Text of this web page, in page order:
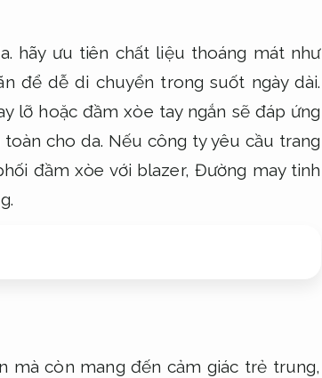
hãy ưu tiên chất liệu thoáng mát như
để dễ di chuyển trong suốt ngày dài.
lỡ hoặc đầm xòe tay ngắn sẽ đáp ứng
toàn cho da. Nếu công ty yêu cầu trang
đầm xòe với blazer, Đường may tinh
mà còn mang đến cảm giác trẻ trung,